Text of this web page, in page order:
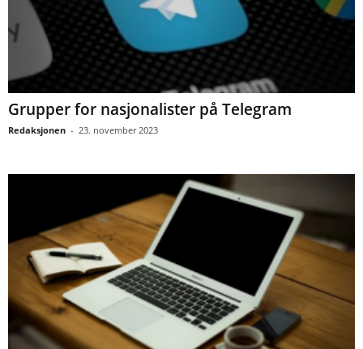
Grupper for nasjonalister på Telegram
Redaksjonen - 23. november 2023